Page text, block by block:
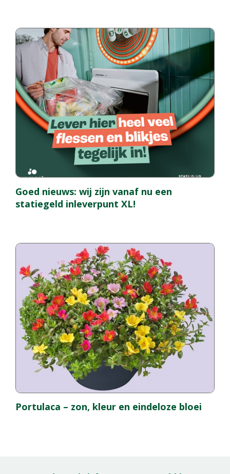
Goed nieuws: wij zijn vanaf nu een
statiegeld inleverpunt XL!
Portulaca – zon, kleur en eindeloze bloei